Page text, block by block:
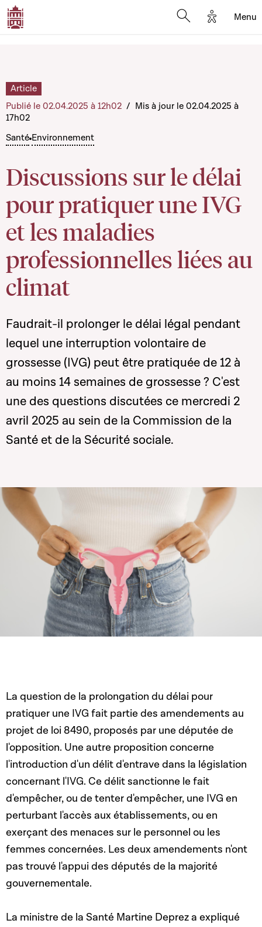
Options
Menu
Santé Environnement
Discussions sur le délai
pour pratiquer une IVG
et les maladies
professionnelles liées au
climat
Article
Publié le 02.04.2025 à 12h02 / Mis à jour le 02.04.2025 à
17h02
Faudrait-il prolonger le délai légal pendant
lequel une interruption volontaire de
grossesse (IVG) peut être pratiquée de 12 à
au moins 14 semaines de grossesse ? C'est
une des questions discutées ce mercredi 2
avril 2025 au sein de la Commission de la
Santé et de la Sécurité sociale.
La question de la prolongation du délai pour
pratiquer une IVG fait partie des amendements au
projet de loi 8490, proposés par une députée de
l'opposition. Une autre proposition concerne
l'introduction d'un délit d'entrave dans la législation
concernant l'IVG. Ce délit sanctionne le fait
d'empêcher, ou de tenter d'empêcher, une IVG en
perturbant l'accès aux établissements, ou en
exerçant des menaces sur le personnel ou les
femmes concernées. Les deux amendements n'ont
pas trouvé l'appui des députés de la majorité
gouvernementale.
La ministre de la Santé Martine Deprez a expliqué